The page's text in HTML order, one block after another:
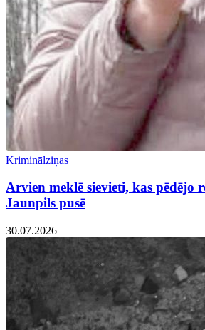
Kriminālziņas
Arvien meklē sievieti, kas pēdējo
Jaunpils pusē
30.07.2026